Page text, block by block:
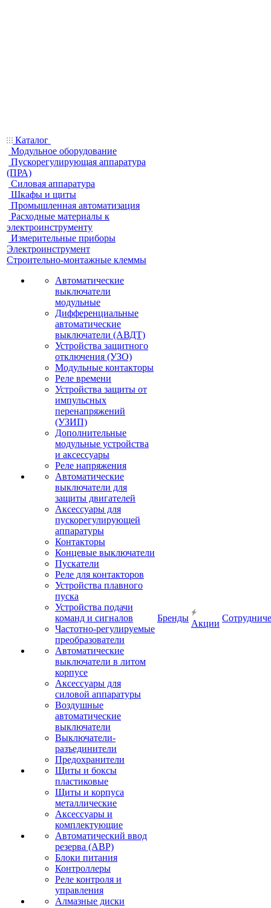
Каталог
Модульное оборудование
Пускорегулирующая аппаратура
(ПРА)
Силовая аппаратура
Шкафы и щиты
Промышленная автоматизация
Расходные материалы к
электроинструменту
Измерительные приборы
Электроинструмент
Строительно-монтажные клеммы
Автоматические
выключатели
модульные
Дифференциальные
автоматические
выключатели (АВДТ)
Устройства защитного
отключения (УЗО)
Модульные контакторы
Реле времени
Устройства защиты от
импульсных
перенапряжений
(УЗИП)
Дополнительные
модульные устройства
и аксессуары
Реле напряжения
Автоматические
выключатели для
защиты двигателей
Аксессуары для
пускорегулирующей
аппаратуры
Контакторы
Концевые выключатели
Пускатели
Реле для контакторов
Устройства плавного
пуска
Устройства подачи
команд и сигналов
Частотно-регулируемые
преобразователи
Автоматические
выключатели в литом
корпусе
Аксессуары для
силовой аппаратуры
Воздушные
автоматические
выключатели
Выключатели-
разъединители
Предохранители
Щиты и боксы
пластиковые
Щиты и корпуса
металлические
Аксессуары и
комплектующие
Автоматический ввод
резерва (АВР)
Блоки питания
Контроллеры
Реле контроля и
управления
Алмазные диски
Бренды
Акции